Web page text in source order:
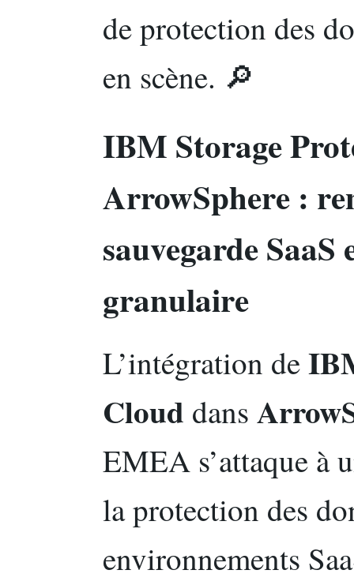
de protection des
en scène. 🔎
IBM Storage
ArrowSphere :
sauvegarde
granulaire
L’intégration de
Cloud dans
EMEA s’attaque à
la protection des
environnements